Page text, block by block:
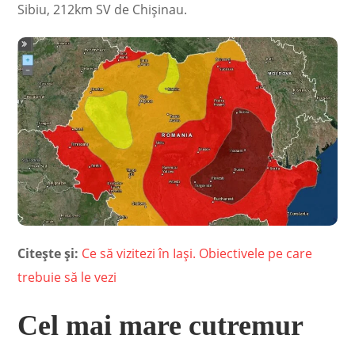
Sibiu, 212km SV de Chișinau.
Citește și: Ce să vizitezi în Iași. Obiectivele pe care
trebuie să le vezi
Cel mai mare cutremur